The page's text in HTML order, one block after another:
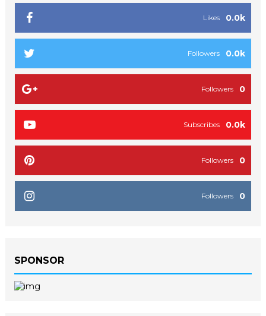
0.0k
Likes
0.0k
Followers
0
Followers
0.0k
Subscribes
0
Followers
0
Followers
SPONSOR